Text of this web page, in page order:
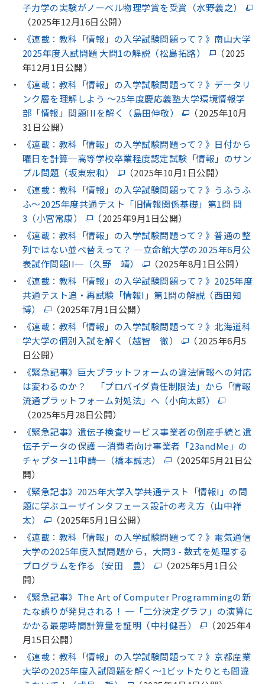
子力学の実験がノーベル物理学賞を受賞（水野義之）
（2025年12月16日公開）
《連載：教科「情報」の入学試験問題って？》南山大学
2025年度入試問題 大問1の解説（松島拓路）
（2025
年12月1日公開）
《連載：教科「情報」の入学試験問題って？》データリ
ンク層を理解しよう 〜25年度慶応義塾大学環境情報学
部「情報」問題IIIを解く（島田伸敬）
（2025年10月
31日公開）
《連載：教科「情報」の入学試験問題って？》日付から
曜日を計算─高等学校卒業程度認定試験「情報」のサン
プル問題（坂東宏和）
（2025年10月1日公開）
《連載：教科「情報」の入学試験問題って？》うふうふ
ふ〜2025年度共通テスト「旧情報関係基礎」第1問 問
3（小宮常康）
（2025年9月1日公開）
《連載：教科「情報」の入学試験問題って？》普通の整
列ではない並べ替えって？ ─立命館大学の2025年6月公
表試作問題II─（久野 靖）
（2025年8月1日公開）
《連載：教科「情報」の入学試験問題って？》2025年度
共通テスト追・再試験「情報I」第1問の解説（西田知
博）
（2025年7月1日公開）
《連載：教科「情報」の入学試験問題って？》北海道科
学大学の個別入試を解く（越智 徹）
（2025年6月5
日公開）
《緊急記事》巨大プラットフォームの違法情報への対応
は変わるのか？ 「プロバイダ責任制限法」から「情報
流通プラットフォーム対処法」へ（小向太郎）
（2025年5月28日公開）
《緊急記事》遺伝子検査サービス事業者の倒産手続と遺
伝子データの保護 ─消費者向け事業者「23andMe」の
チャプター11申請─（橋本誠志）
（2025年5月21日公
開）
《緊急記事》2025年大学入学共通テスト「情報I」の問
題に学ぶユーザインタフェース設計の考え方（山中祥
太）
（2025年5月1日公開）
《連載：教科「情報」の入学試験問題って？》電気通信
大学の2025年度入試問題から，大問3 - 数式を処理する
プログラムを作る（安田 豊）
（2025年5月1日公
開）
《緊急記事》The Art of Computer Programmingの新
たな誤りが発見される！ ─「二分決定グラフ」の演算に
かかる最悪時間計算量を証明（中村健吾）
（2025年4
月15日公開）
《連載：教科「情報」の入学試験問題って？》京都産業
大学の2025年度入試問題を解く～1ビットたりとも間違